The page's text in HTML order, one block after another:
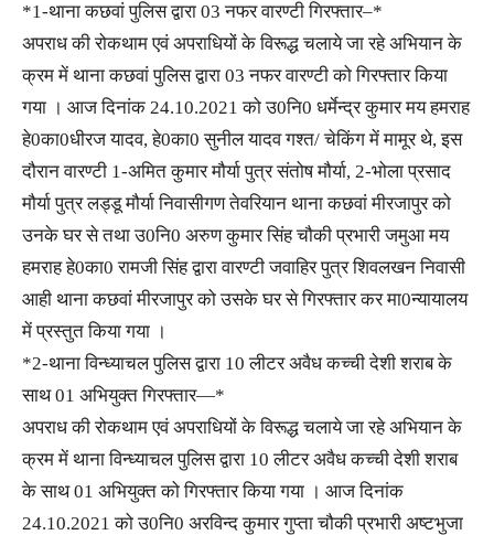
*1-थाना कछवां पुलिस द्वारा 03 नफर वारण्टी गिरफ्तार–*
अपराध की रोकथाम एवं अपराधियों के विरूद्ध चलाये जा रहे अभियान के
क्रम में थाना कछवां पुलिस द्वारा 03 नफर वारण्टी को गिरफ्तार किया
गया । आज दिनांक 24.10.2021 को उ0नि0 धर्मेन्द्र कुमार मय हमराह
हे0का0धीरज यादव, हे0का0 सुनील यादव गश्त/ चेकिंग में मामूर थे, इस
दौरान वारण्टी 1-अमित कुमार मौर्या पुत्र संतोष मौर्या, 2-भोला प्रसाद
मौर्या पुत्र लड्डू मौर्या निवासीगण तेवरियान थाना कछवां मीरजापुर को
उनके घर से तथा उ0नि0 अरुण कुमार सिंह चौकी प्रभारी जमुआ मय
हमराह हे0का0 रामजी सिंह द्वारा वारण्टी जवाहिर पुत्र शिवलखन निवासी
आही थाना कछवां मीरजापुर को उसके घर से गिरफ्तार कर मा0न्यायालय
में प्रस्तुत किया गया ।
*2-थाना विन्ध्याचल पुलिस द्वारा 10 लीटर अवैध कच्ची देशी शराब के
साथ 01 अभियुक्त गिरफ्तार—*
अपराध की रोकथाम एवं अपराधियों के विरूद्ध चलाये जा रहे अभियान के
क्रम में थाना विन्ध्याचल पुलिस द्वारा 10 लीटर अवैध कच्ची देशी शराब
के साथ 01 अभियुक्त को गिरफ्तार किया गया । आज दिनांक
24.10.2021 को उ0नि0 अरविन्द कुमार गुप्ता चौकी प्रभारी अष्टभुजा